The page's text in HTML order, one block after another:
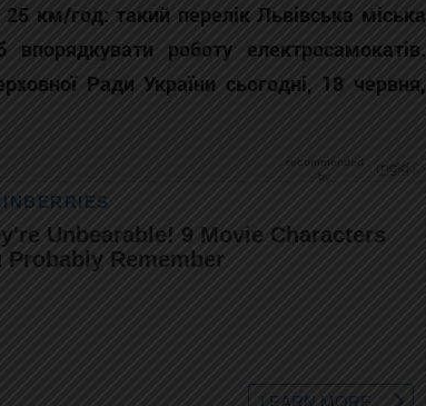
км/год: такий перелік Львівська міська
роботу електросамокатів.
Ради України сьогодні, 18 червня,